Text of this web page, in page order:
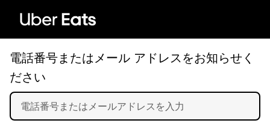
電話番号またはメール アドレスをお知らせく
ださい